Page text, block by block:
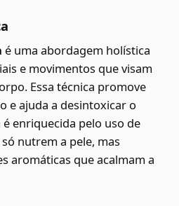
é uma abordagem holística
e movimentos que visam
Essa técnica promove
e ajuda a desintoxicar o
enriquecida pelo uso de
nutrem a pele, mas
aromáticas que acalmam a